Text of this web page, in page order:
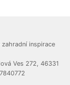
inspirace
Ves 272, 46331